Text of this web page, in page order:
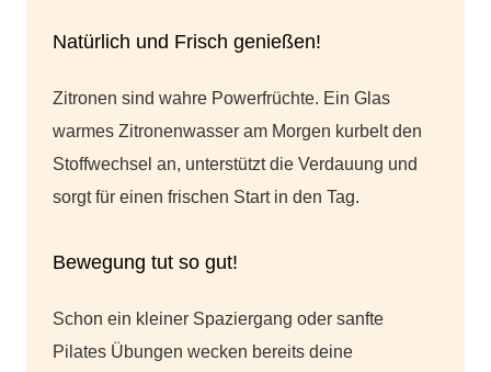
Natürlich und Frisch genießen!
Zitronen sind wahre Powerfrüchte. Ein Glas
warmes Zitronenwasser am Morgen kurbelt den
Stoffwechsel an, unterstützt die Verdauung und
sorgt für einen frischen Start in den Tag.
Bewegung tut so gut!
Schon ein kleiner Spaziergang oder sanfte
Pilates Übungen wecken bereits deine